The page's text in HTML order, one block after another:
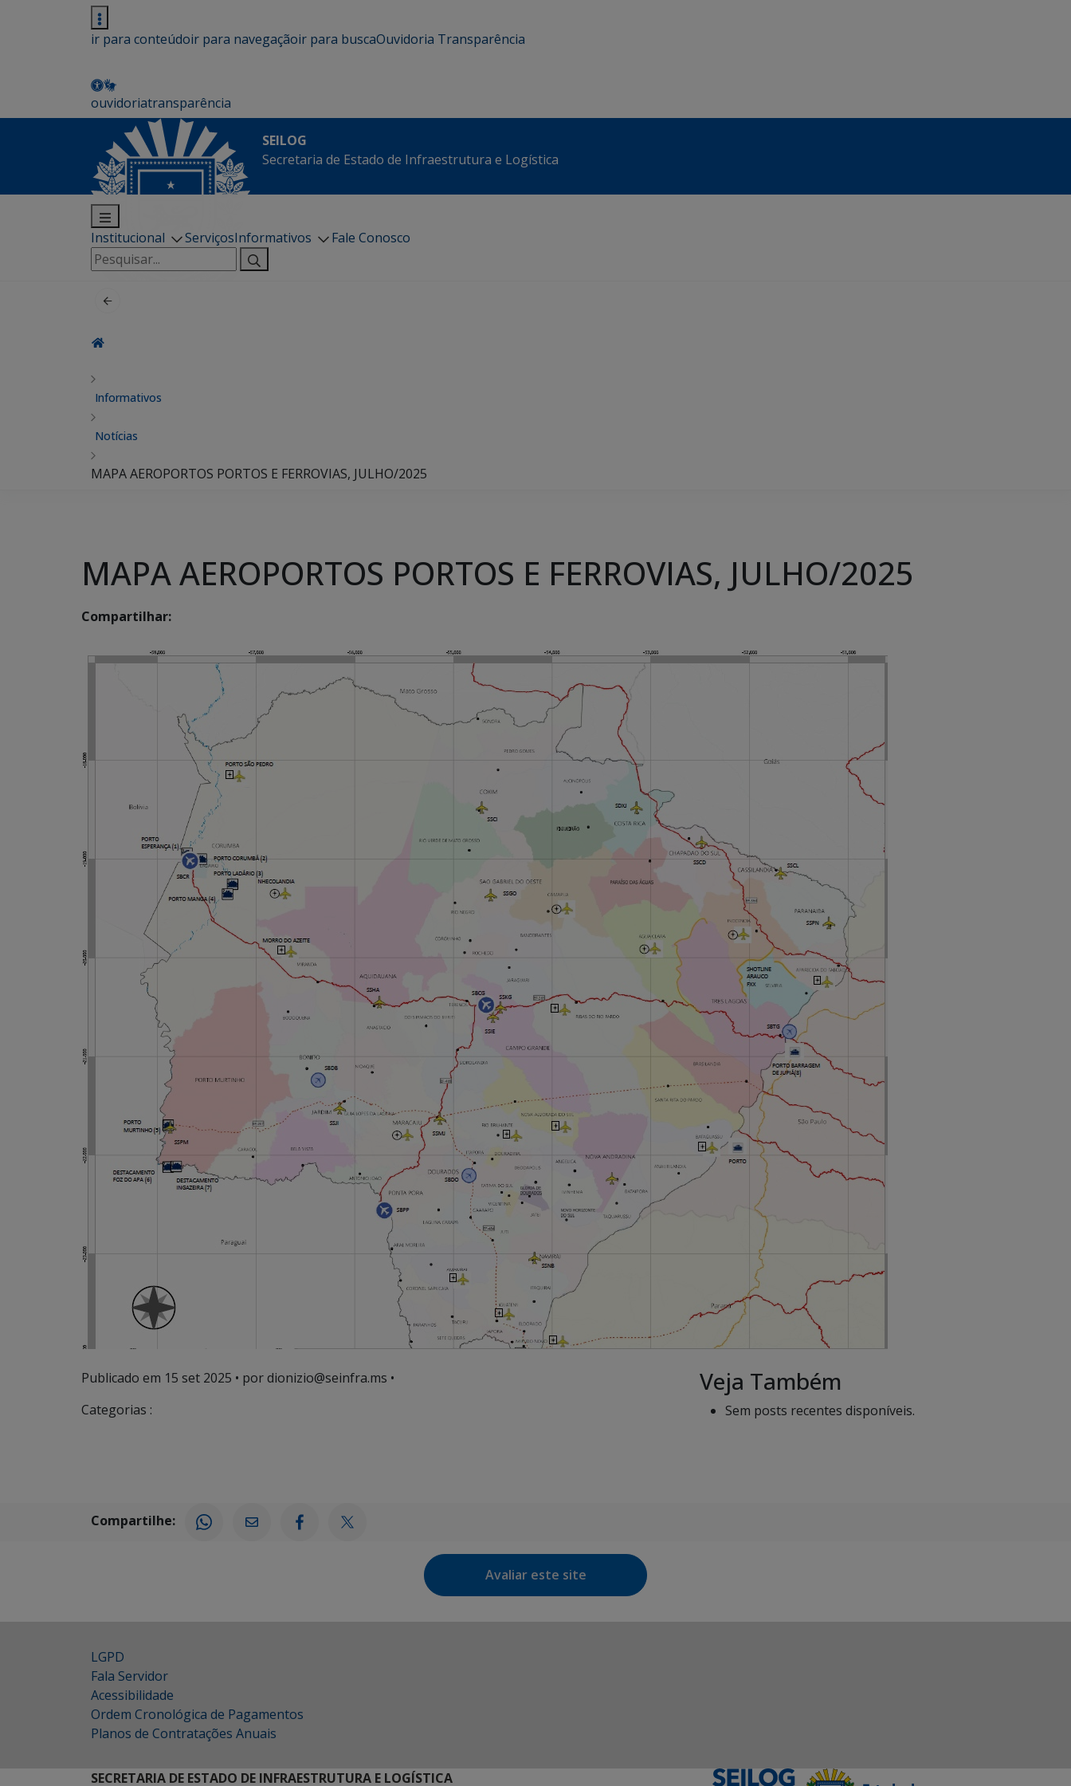
ir para conteúdoir para navegaçãoir para buscaOuvidoria Transparência
ouvidoriatransparência
SEILOG
Secretaria de Estado de Infraestrutura e Logística
Institucional ServiçosInformativos
Fale Conosco
Pesquisar
por:
Informativos
Notícias
MAPA AEROPORTOS PORTOS E FERROVIAS, JULHO/2025
MAPA AEROPORTOS PORTOS E FERROVIAS, JULHO/2025
Compartilhar:
Publicado em 15 set 2025 • por dionizio@seinfra.ms •
Categorias :
Veja Também
Sem posts recentes disponíveis.
Compartilhe:
Avaliar este site
LGPD
Fala Servidor
Acessibilidade
Ordem Cronológica de Pagamentos
Planos de Contratações Anuais
SECRETARIA DE ESTADO DE INFRAESTRUTURA E LOGÍSTICA